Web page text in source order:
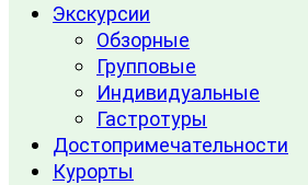
Экскурсии
Обзорные
Групповые
Индивидуальные
Гастротуры
Достопримечательности
Курорты